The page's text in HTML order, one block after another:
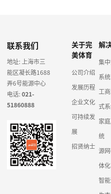
联系我们
地址: 上海市三
能区凝长路1688
弄6号能源中心
电话:021-
51860888
关于完
美体育
公司介绍
发展历程
企业文化
可持续发
展
招贤纳士
解
集
系统
工
式
家
统
源
体化
智